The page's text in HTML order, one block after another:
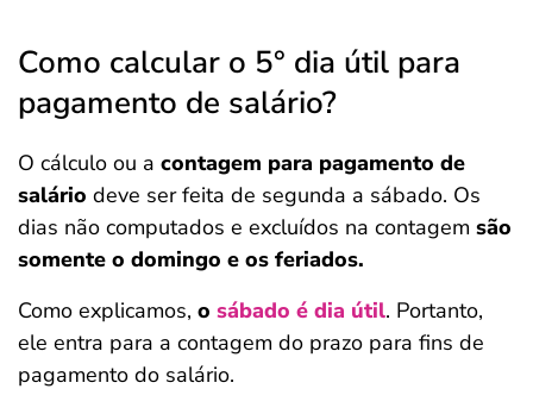
Como calcular o 5° dia útil para
pagamento de salário?
O cálculo ou a contagem para pagamento de
salário deve ser feita de segunda a sábado. Os
dias não computados e excluídos na contagem são
somente o domingo e os feriados.
Como explicamos, o sábado é dia útil. Portanto,
ele entra para a contagem do prazo para fins de
pagamento do salário.